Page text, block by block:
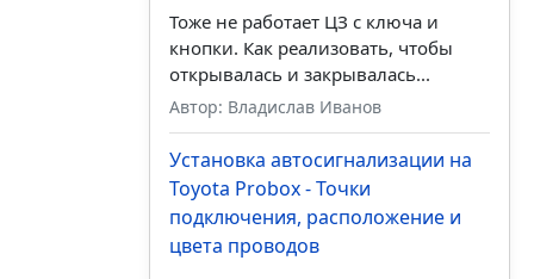
Тоже не работает ЦЗ с ключа и
кнопки. Как реализовать, чтобы
открывалась и закрывалась...
Автор: Владислав Иванов
Установка автосигнализации на
Toyota Probox - Точки
подключения, расположение и
цвета проводов